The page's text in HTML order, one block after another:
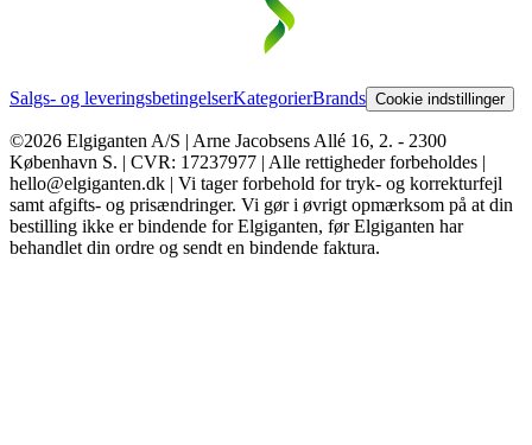
Salgs- og leveringsbetingelserKategorierBrands Cookie indstillinger
©2026 Elgiganten A/S | Arne Jacobsens Allé 16, 2. - 2300
København S. | CVR: 17237977 | Alle rettigheder forbeholdes |
hello@elgiganten.dk | Vi tager forbehold for tryk- og korrekturfejl
samt afgifts- og prisændringer. Vi gør i øvrigt opmærksom på at din
bestilling ikke er bindende for Elgiganten, før Elgiganten har
behandlet din ordre og sendt en bindende faktura.